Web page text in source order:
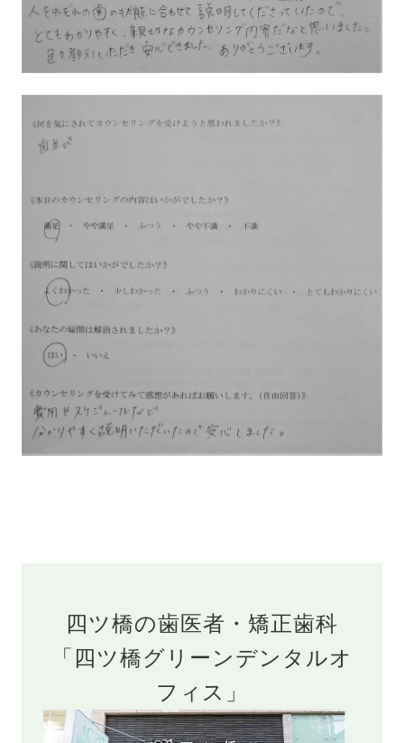
四ツ橋の歯医者・矯正歯科
「四ツ橋グリーンデンタルオ
フィス」